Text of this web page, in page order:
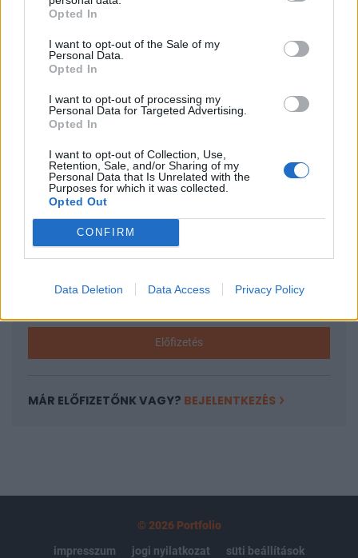
Opted In
I want to opt-out of the Sale of my
Personal Data.
Opted In
I want to opt-out of processing my
Personal Data for Targeted Advertising.
Opted In
I want to opt-out of Collection, Use,
Retention, Sale, and/or Sharing of my
Personal Data that Is Unrelated with the
Purposes for which it was collected.
Opted Out
CONFIRM
Data Deletion Data Access Privacy Policy
jelentik be a New York Times információi szerint. Amint ez
utaznia ujjlenyomatvételre és egyéb lépések miatt. Susan
Necheles, a Trumpot képviselő ügyvéd azt mondta a
sajtónak, hogy előre értesítették a vádemelésről, de...
A keresett cikk a portfolio.hu hírarchívumához
tartozik, melynek olvasása előfizetéses
regisztrációhoz kötött.
Az előfizetés a következőket tartalmazza:
Portfolio.hu teljes cikkarchívum
Kötéslisták: BÉT elmúlt 2 év napon belüli
Előfizetés
MÁR ELŐFIZETŐNK VAGY? BEJELENTKEZÉS
© 2026 Portfolio
impresszum
jogi nyilatkozat
süti beállítások